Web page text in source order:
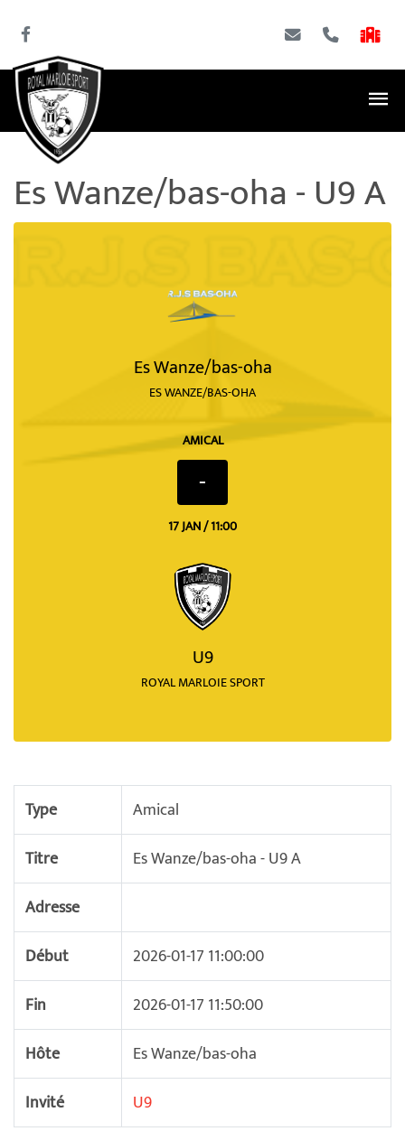
Es Wanze/bas-oha - U9 A
Es Wanze/bas-oha
ES WANZE/BAS-OHA
AMICAL
-
17 JAN / 11:00
U9
ROYAL MARLOIE SPORT
Type
Amical
Titre
Es Wanze/bas-oha - U9 A
Adresse
Début
2026-01-17 11:00:00
Fin
2026-01-17 11:50:00
Hôte
Es Wanze/bas-oha
Invité
U9